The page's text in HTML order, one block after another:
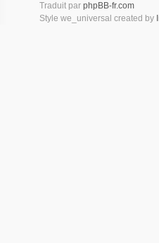
Traduit par phpBB-fr.com
Style we_universal created by